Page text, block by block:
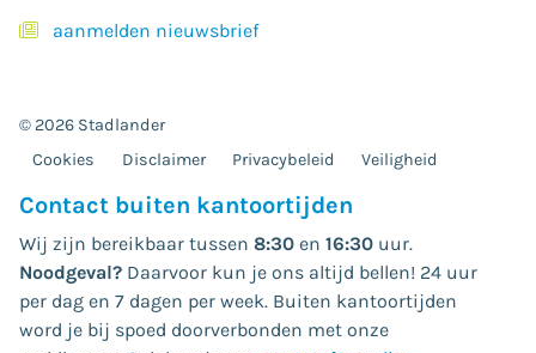
aanmelden nieuwsbrief
© 2026 Stadlander
Cookies
Disclaimer Privacybeleid Veiligheid
Contact buiten kantoortijden
Wij zijn bereikbaar tussen 8:30 en 16:30 uur.
Noodgeval? Daarvoor kun je ons altijd bellen! 24 uur
per dag en 7 dagen per week. Buiten kantoortijden
word je bij spoed doorverbonden met onze